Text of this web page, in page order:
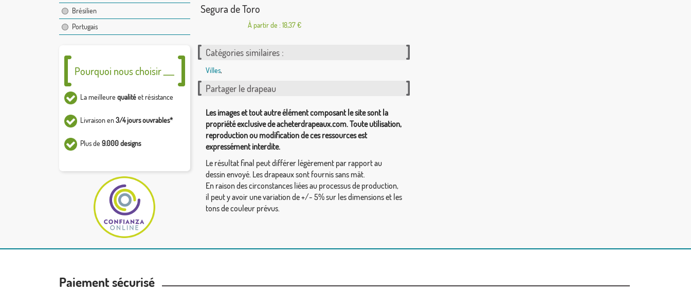
Brésilien
Portugais
Pourquoi nous choisir ___
La meilleure qualitéet résistance
Livraison en3/4 jours ouvrables*
Plus de 9.000 designs
Segura de Toro
À partir de : 18,37 €
Catégories similaires :
Villes,
Partager le drapeau
Les images et tout autre élément composant le site sont la
propriété exclusive de acheterdrapeaux.com. Toute utilisation,
reproduction ou modification de ces ressources est
expressément interdite.
Le résultat final peut différer légèrement par rapport au
dessin envoyé. Les drapeaux sont fournis sans mât.
En raison des circonstances liées au processus de production,
il peut y avoir une variation de +/- 5% sur les dimensions et les
tons de couleur prévus.
Paiement sécurisé